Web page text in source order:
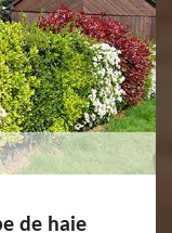
de haie